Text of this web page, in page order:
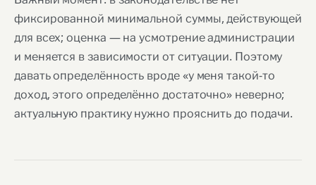
фиксированной минимальной суммы, действующей
для всех; оценка — на усмотрение администрации
и меняется в зависимости от ситуации. Поэтому
давать определённость вроде «у меня такой-то
доход, этого определённо достаточно» неверно;
актуальную практику нужно прояснить до подачи.